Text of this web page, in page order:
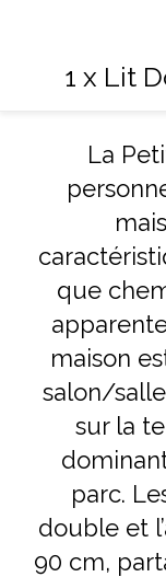
1 x Lit
La
que
maison
salon/
sur la
parc.
double et
90 cm,